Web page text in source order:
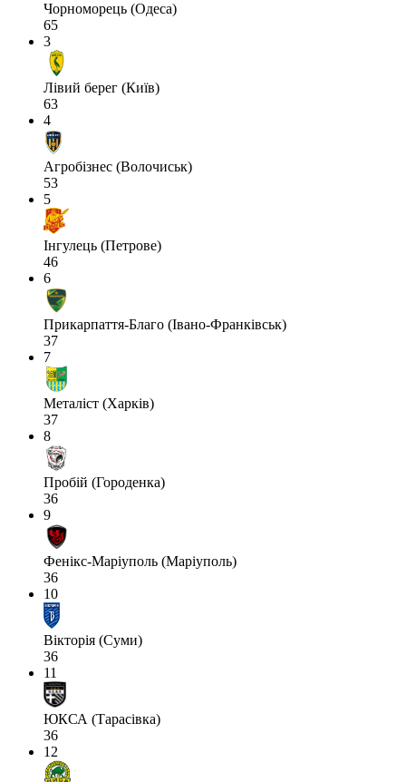
Чорноморець (Одеса)
65
3
Лівий берег (Київ)
63
4
Агробізнес (Волочиськ)
53
5
Інгулець (Петрове)
46
6
Прикарпаття-Благо (Івано-Франківськ)
37
7
Металіст (Харків)
37
8
Пробій (Городенка)
36
9
Фенікс-Маріуполь (Маріуполь)
36
10
Вікторія (Суми)
36
11
ЮКСА (Тарасівка)
36
12